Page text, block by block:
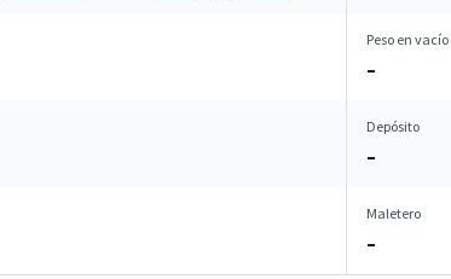
Peso en vacío
–
Depósito
–
Maletero
–